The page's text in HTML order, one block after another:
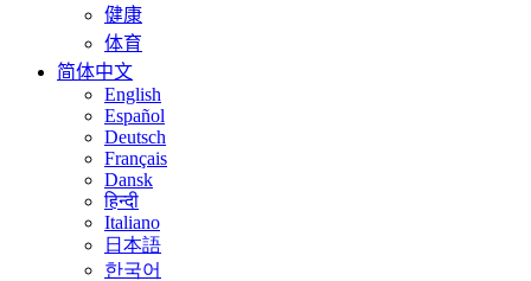
健康
体育
简体中文
English
Español
Deutsch
Français
Dansk
हिन्दी
Italiano
日本語
한국어